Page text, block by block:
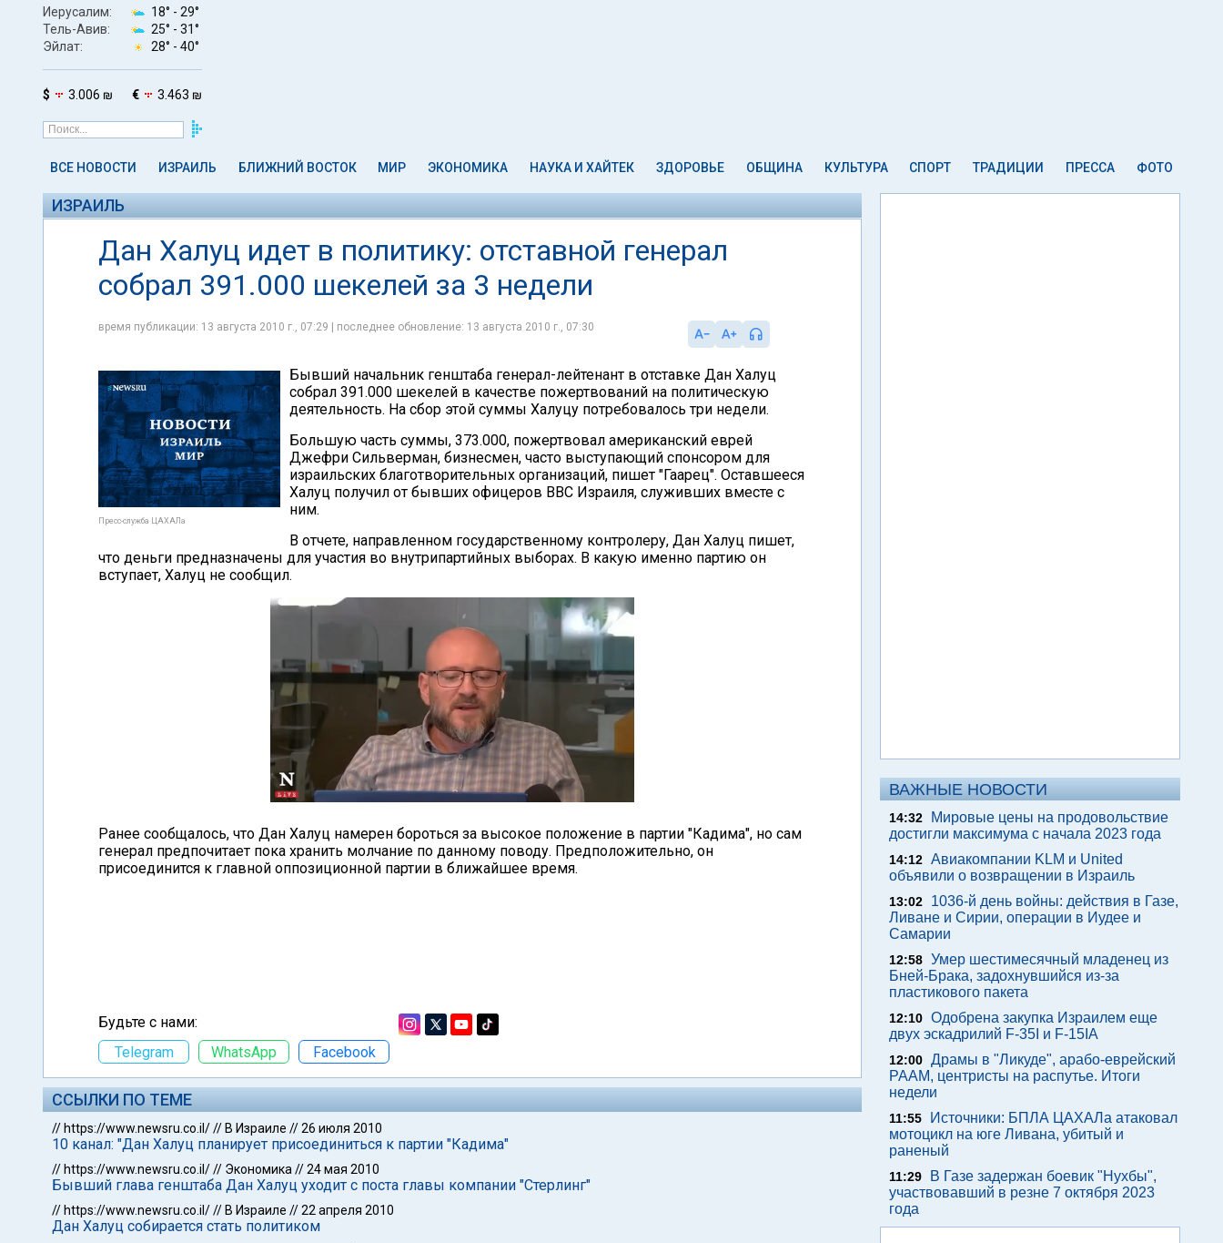
Иерусалим: 18° - 29°
Тель-Авив:
25° - 31°
Эйлат:
28° - 40°
$ 3.006 ₪ € 3.463 ₪
ВСЕ НОВОСТИ ИЗРАИЛЬ БЛИЖНИЙ ВОСТОК МИР ЭКОНОМИКА НАУКА И ХАЙТЕК ЗДОРОВЬЕ ОБЩИНА КУЛЬТУРА СПОРТ ТРАДИЦИИ ПРЕССА ФОТО
ИЗРАИЛЬ
Дан Халуц идет в политику: отставной генерал
собрал 391.000 шекелей за 3 недели
время публикации: 13 августа 2010 г., 07:29 | последнее обновление: 13 августа 2010 г., 07:30
Пресс-служба ЦАХАЛа
Бывший начальник генштаба генерал-лейтенант в отставке Дан Халуц
собрал 391.000 шекелей в качестве пожертвований на политическую
деятельность. На сбор этой суммы Халуцу потребовалось три недели.
Большую часть суммы, 373.000, пожертвовал американский еврей
Джефри Сильверман, бизнесмен, часто выступающий спонсором для
израильских благотворительных организаций, пишет "Гаарец". Оставшееся
Халуц получил от бывших офицеров ВВС Израиля, служивших вместе с
ним.
В отчете, направленном государственному контролеру, Дан Халуц пишет,
что деньги предназначены для участия во внутрипартийных выборах. В какую именно партию он
вступает, Халуц не сообщил.
Ранее сообщалось, что Дан Халуц намерен бороться за высокое положение в партии "Кадима", но сам
генерал предпочитает пока хранить молчание по данному поводу. Предположительно, он
присоединится к главной оппозиционной партии в ближайшее время.
Будьте с нами:
Telegram
WhatsApp Facebook
ССЫЛКИ ПО ТЕМЕ
// https://www.newsru.co.il/// В Израиле //26 июля 2010
10 канал: "Дан Халуц планирует присоединиться к партии "Кадима"
// https://www.newsru.co.il/// Экономика //24 мая 2010
Бывший глава генштаба Дан Халуц уходит с поста главы компании "Стерлинг"
// https://www.newsru.co.il/// В Израиле //22 апреля 2010
Дан Халуц собирается стать политиком
ВАЖНЫЕ НОВОСТИ
14:32
Мировые цены на продовольствие
достигли максимума с начала 2023 года
14:12 Авиакомпании KLM и United
объявили о возвращении в Израиль
13:02
1036-й день войны: действия в Газе,
Ливане и Сирии, операции в Иудее и
Самарии
12:58 Умер шестимесячный младенец из
Бней-Брака, задохнувшийся из-за
пластикового пакета
12:10 Одобрена закупка Израилем еще
двух эскадрилий F-35I и F-15IA
12:00 Драмы в "Ликуде", арабо-еврейский
РААМ, центристы на распутье. Итоги
недели
11:55
Источники: БПЛА ЦАХАЛа атаковал
мотоцикл на юге Ливана, убитый и
раненый
11:29
В Газе задержан боевик "Нухбы",
участвовавший в резне 7 октября 2023
года